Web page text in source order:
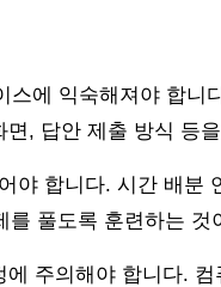
에 익숙해져야 합니
, 답안 제출 방식 등
야 합니다. 시간 배분
풀도록 훈련하는 것
주의해야 합니다.